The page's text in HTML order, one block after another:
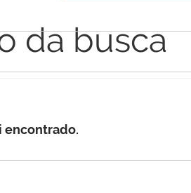
da busca
encontrado.